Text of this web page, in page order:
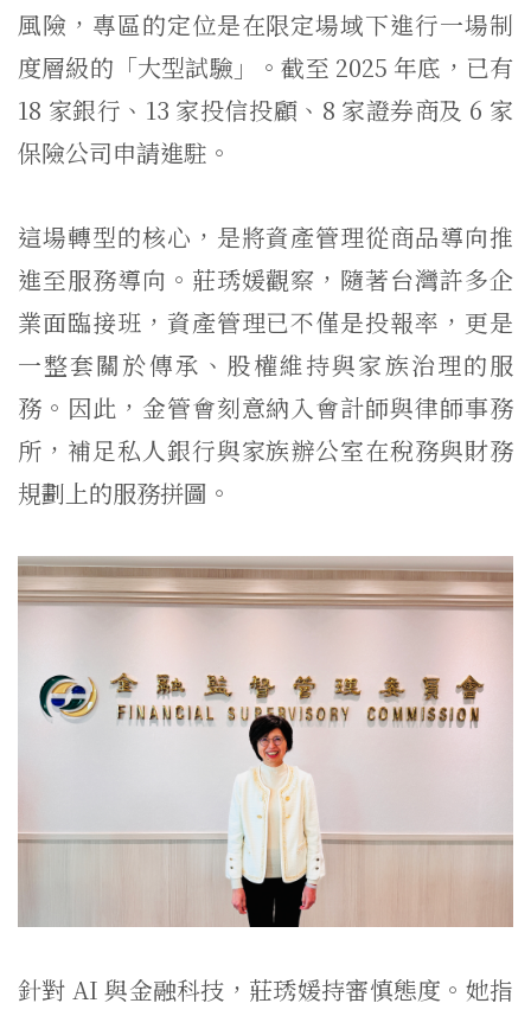
風險，專區的定位是在限定場域下進行一場制
度層級的「大型試驗」。截至 2025 年底，已有
18 家銀行、13 家投信投顧、8 家證券商及 6 家
保險公司申請進駐。
這場轉型的核心，是將資產管理從商品導向推
進至服務導向。莊琇媛觀察，隨著台灣許多企
業面臨接班，資產管理已不僅是投報率，更是
一整套關於傳承、股權維持與家族治理的服
務。因此，金管會刻意納入會計師與律師事務
所，補足私人銀行與家族辦公室在稅務與財務
規劃上的服務拼圖。
針對 AI 與金融科技，莊琇媛持審慎態度。她指